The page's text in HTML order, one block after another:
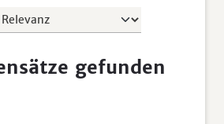
gefunden